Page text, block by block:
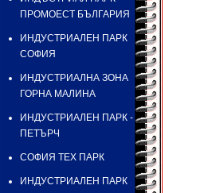
ПРОМОЕСТ БЪЛГАРИЯ
ИНДУСТРИАЛЕН ПАРК
СОФИЯ
ИНДУСТРИАЛНА ЗОНА
ГОРНА МАЛИНА
ИНДУСТРИАЛЕН ПАРК -
ПЕТЪРЧ
СОФИЯ ТЕХ ПАРК
ИНДУСТРИАЛЕН ПАРК